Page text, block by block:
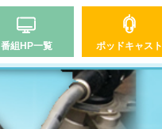
番組HP一覧 ポッドキャスト